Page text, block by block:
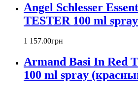
Angel Schlesser
TESTER 100 ml spray
1 157.00грн
Armand Basi In Red
100 ml spray